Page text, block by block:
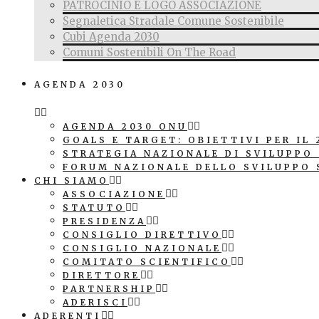
PATROCINIO E LOGO ASSOCIAZIONE
Segnaletica Stradale Comune Sostenibile
Cubi Agenda 2030
Comuni Sostenibili On The Road
AGENDA 2030
AGENDA 2030 ONU
GOALS E TARGET: OBIETTIVI PER IL
STRATEGIA NAZIONALE DI SVILUPPO
FORUM NAZIONALE DELLO SVILUPPO
CHI SIAMO
ASSOCIAZIONE
STATUTO
PRESIDENZA
CONSIGLIO DIRETTIVO
CONSIGLIO NAZIONALE
COMITATO SCIENTIFICO
DIRETTORE
PARTNERSHIP
ADERISCI
ADERENTI